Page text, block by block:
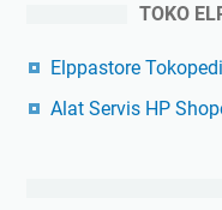
TOKO
Elppastore
Alat Servis HP